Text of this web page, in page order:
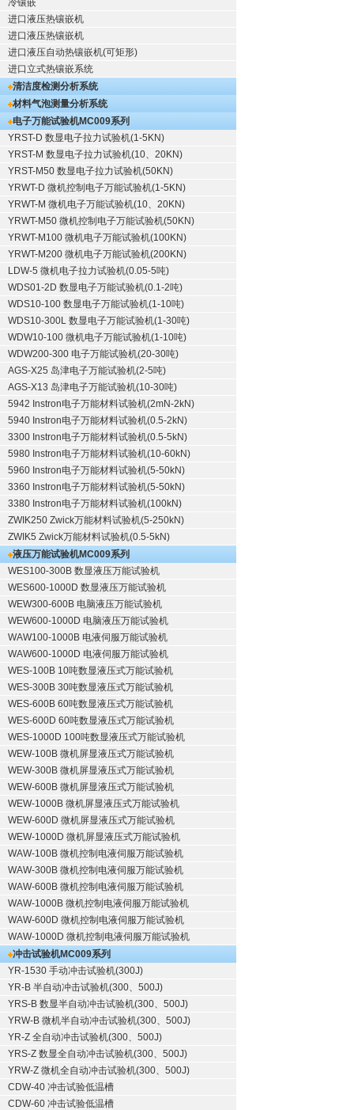
冷镶嵌
进口液压热镶嵌机
进口液压热镶嵌机
进口液压自动热镶嵌机(可矩形)
进口立式热镶嵌系统
清洁度检测分析系统
材料气泡测量分析系统
电子万能试验机MC009系列
YRST-D 数显电子拉力试验机(1-5KN)
YRST-M 数显电子拉力试验机(10、20KN)
YRST-M50 数显电子拉力试验机(50KN)
YRWT-D 微机控制电子万能试验机(1-5KN)
YRWT-M 微机电子万能试验机(10、20KN)
YRWT-M50 微机控制电子万能试验机(50KN)
YRWT-M100 微机电子万能试验机(100KN)
YRWT-M200 微机电子万能试验机(200KN)
LDW-5 微机电子拉力试验机(0.05-5吨)
WDS01-2D 数显电子万能试验机(0.1-2吨)
WDS10-100 数显电子万能试验机(1-10吨)
WDS10-300L 数显电子万能试验机(1-30吨)
WDW10-100 微机电子万能试验机(1-10吨)
WDW200-300 电子万能试验机(20-30吨)
AGS-X25 岛津电子万能试验机(2-5吨)
AGS-X13 岛津电子万能试验机(10-30吨)
5942 Instron电子万能材料试验机(2mN-2kN)
5940 Instron电子万能材料试验机(0.5-2kN)
3300 Instron电子万能材料试验机(0.5-5kN)
5980 Instron电子万能材料试验机(10-60kN)
5960 Instron电子万能材料试验机(5-50kN)
3360 Instron电子万能材料试验机(5-50kN)
3380 Instron电子万能材料试验机(100kN)
ZWIK250 Zwick万能材料试验机(5-250kN)
ZWIK5 Zwick万能材料试验机(0.5-5kN)
液压万能试验机MC009系列
WES100-300B 数显液压万能试验机
WES600-1000D 数显液压万能试验机
WEW300-600B 电脑液压万能试验机
WEW600-1000D 电脑液压万能试验机
WAW100-1000B 电液伺服万能试验机
WAW600-1000D 电液伺服万能试验机
WES-100B 10吨数显液压式万能试验机
WES-300B 30吨数显液压式万能试验机
WES-600B 60吨数显液压式万能试验机
WES-600D 60吨数显液压式万能试验机
WES-1000D 100吨数显液压式万能试验机
WEW-100B 微机屏显液压式万能试验机
WEW-300B 微机屏显液压式万能试验机
WEW-600B 微机屏显液压式万能试验机
WEW-1000B 微机屏显液压式万能试验机
WEW-600D 微机屏显液压式万能试验机
WEW-1000D 微机屏显液压式万能试验机
WAW-100B 微机控制电液伺服万能试验机
WAW-300B 微机控制电液伺服万能试验机
WAW-600B 微机控制电液伺服万能试验机
WAW-1000B 微机控制电液伺服万能试验机
WAW-600D 微机控制电液伺服万能试验机
WAW-1000D 微机控制电液伺服万能试验机
冲击试验机MC009系列
YR-1530 手动冲击试验机(300J)
YR-B 半自动冲击试验机(300、500J)
YRS-B 数显半自动冲击试验机(300、500J)
YRW-B 微机半自动冲击试验机(300、500J)
YR-Z 全自动冲击试验机(300、500J)
YRS-Z 数显全自动冲击试验机(300、500J)
YRW-Z 微机全自动冲击试验机(300、500J)
CDW-40 冲击试验低温槽
CDW-60 冲击试验低温槽